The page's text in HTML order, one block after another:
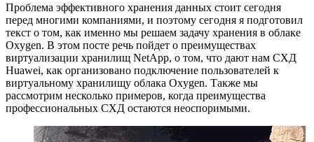
Проблема эффективного хранения данных стоит сегодня
перед многими компаниями, и поэтому сегодня я подготовил
текст о том, как именно мы решаем задачу хранения в облаке
Oxygen. В этом посте речь пойдет о преимуществах
виртуализации хранилищ NetApp, о том, что дают нам СХД
Huawei, как организовано подключение пользователей к
виртуальному хранилищу облака Oxygen. Также мы
рассмотрим несколько примеров, когда преимущества
профессиональных СХД остаются неоспоримыми.